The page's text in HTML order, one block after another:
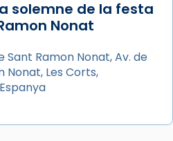
de la visita apostòlica
a Barcelona, i als
de Barcelona.
el cardenal Joan
la missa i l’ha
de Barcelona,
solemne de la festa
Nonat
Sant Ramon Nonat, Av. de
Nonat, Les Corts,